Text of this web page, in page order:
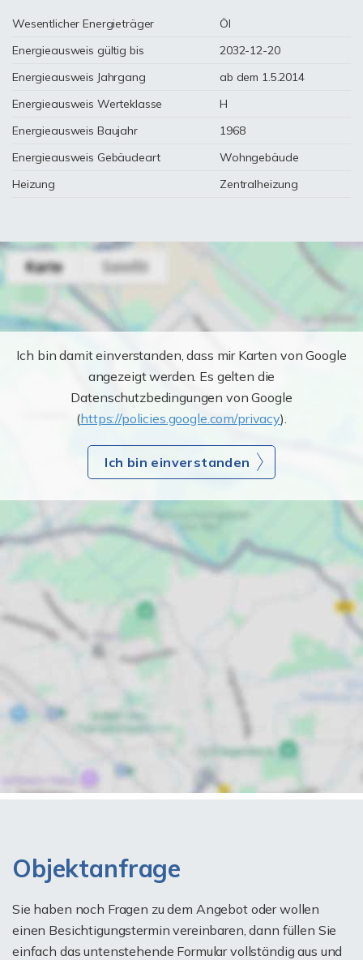
Wesentlicher Energieträger
Öl
Energieausweis gültig bis
2032-12-20
Energieausweis Jahrgang
ab dem 1.5.2014
Energieausweis Werteklasse
H
Energieausweis Baujahr
1968
Energieausweis Gebäudeart
Wohngebäude
Heizung
Zentralheizung
Ich bin damit einverstanden, dass mir Karten von Google
angezeigt werden. Es gelten die
Datenschutzbedingungen von Google
(https://policies.google.com/privacy).
Ich bin einverstanden
Objektanfrage
Sie haben noch Fragen zu dem Angebot oder wollen
einen Besichtigungstermin vereinbaren, dann füllen Sie
einfach das untenstehende Formular vollständig aus und